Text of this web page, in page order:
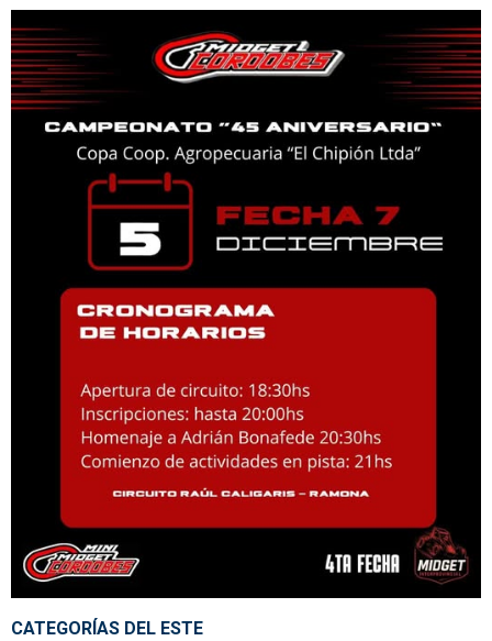
CATEGORÍAS DEL ESTE